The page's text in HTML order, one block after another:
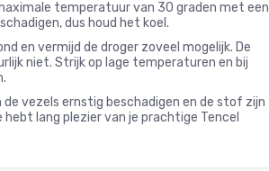
temperatuur van 30 graden met een
dus houd het koel.
en vermijd de droger zoveel mogelijk. De
niet. Strijk op lage temperaturen en bij
de vezels ernstig beschadigen en de stof zijn
lang plezier van je prachtige Tencel